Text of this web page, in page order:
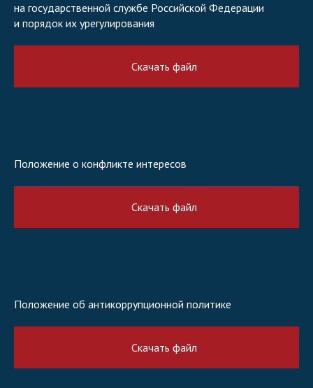
на государственной службе Российской Федерации
и порядок их урегулирования
Скачать файл
Положение о конфликте интересов
Скачать файл
Положение об антикоррупционной политике
Скачать файл